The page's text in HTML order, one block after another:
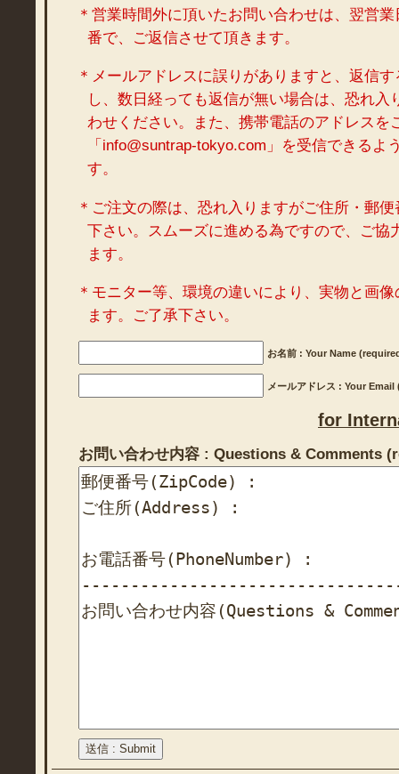
＊営業時間外に頂いたお問い合わせは、翌営
番で、ご返信させて頂きます。
＊メールアドレスに誤りがありますと、返信
し、数日経っても返信が無い場合は、恐れ入
わせください。また、携帯電話のアドレスを
「info@suntrap-tokyo.com」を受信できるよ
す。
＊ご注文の際は、恐れ入りますがご住所・郵
下さい。スムーズに進める為ですので、ご協
ます。
＊モニター等、環境の違いにより、実物と画
ます。ご了承下さい。
お名前 : Your Name
メールアドレス : Your
for
お問い合わせ内容 : Questions & Comments